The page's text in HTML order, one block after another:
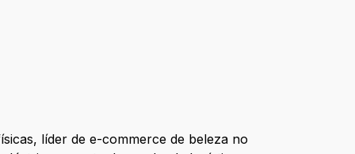
líder de e-commerce de beleza no